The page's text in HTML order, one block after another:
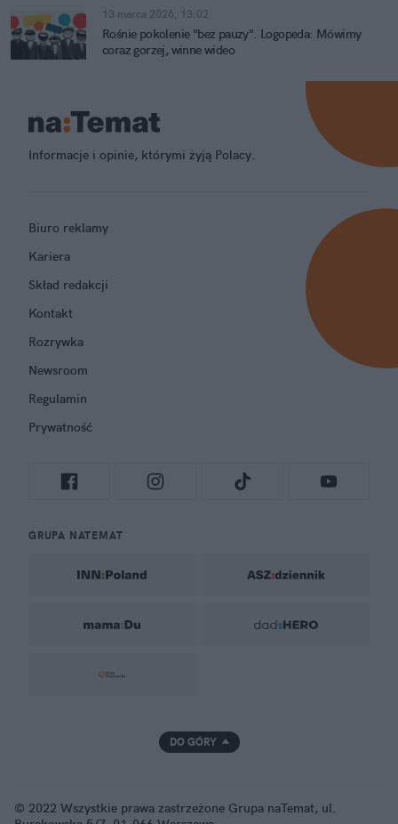
13 marca 2026, 13:02
Rośnie pokolenie "bez pauzy". Logopeda: Mówimy
coraz gorzej, winne wideo
Informacje i opinie, którymi żyją Polacy.
Biuro reklamy
Kariera
Skład redakcji
Kontakt
Rozrywka
Newsroom
Regulamin
Prywatność
GRUPA NATEMAT
DO GÓRY
© 2022 Wszystkie prawa zastrzeżone Grupa naTemat, ul.